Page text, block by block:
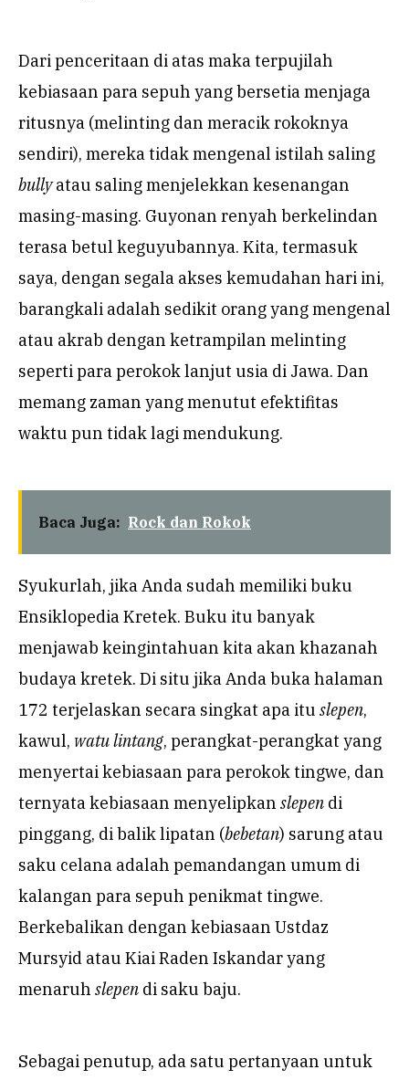
Dari penceritaan di atas maka terpujilah
kebiasaan para sepuh yang bersetia menjaga
ritusnya (melinting dan meracik rokoknya
sendiri), mereka tidak mengenal istilah saling
bullyatau saling menjelekkan kesenangan
masing-masing. Guyonan renyah berkelindan
terasa betul keguyubannya. Kita, termasuk
saya, dengan segala akses kemudahan hari ini,
barangkali adalah sedikit orang yang mengenal
atau akrab dengan ketrampilan melinting
seperti para perokok lanjut usia di Jawa. Dan
memang zaman yang menutut efektifitas
waktu pun tidak lagi mendukung.
Baca Juga: Rock dan Rokok
Syukurlah, jika Anda sudah memiliki buku
Ensiklopedia Kretek. Buku itu banyak
menjawab keingintahuan kita akan khazanah
budaya kretek. Di situ jika Anda buka halaman
172 terjelaskan secara singkat apa itu slepen,
kawul, watu lintang, perangkat-perangkat yang
menyertai kebiasaan para perokok tingwe, dan
ternyata kebiasaan menyelipkan slepen di
pinggang, di balik lipatan (bebetan) sarung atau
saku celana adalah pemandangan umum di
kalangan para sepuh penikmat tingwe.
Berkebalikan dengan kebiasaan Ustdaz
Mursyid atau Kiai Raden Iskandar yang
menaruh slepen di saku baju.
Sebagai penutup, ada satu pertanyaan untuk